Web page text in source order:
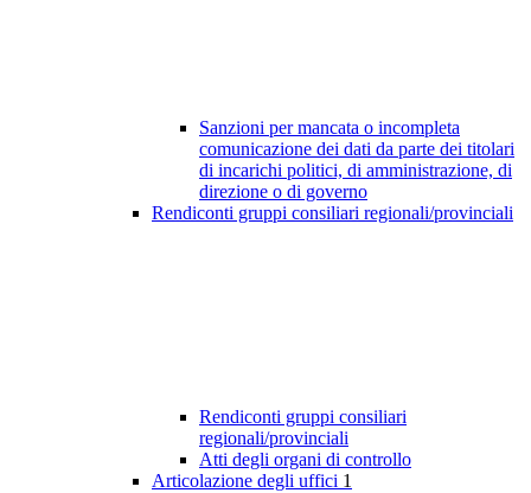
Sanzioni per mancata o incompleta
comunicazione dei dati da parte dei titolari
di incarichi politici, di amministrazione, di
direzione o di governo
Rendiconti gruppi consiliari regionali/provinciali
Rendiconti gruppi consiliari
regionali/provinciali
Atti degli organi di controllo
Articolazione degli uffici 1